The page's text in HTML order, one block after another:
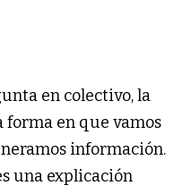
en colectivo, la
forma en que vamos
información.
una explicación